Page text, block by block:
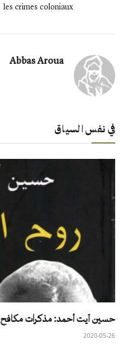
les crimes coloniaux
Abbas Aroua
في نفس السياق
حسين آيت أحمد: مذكرات مكافح
2020-05-26